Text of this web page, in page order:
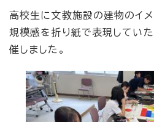
高校生に文教施設の建物のイ
規模感を折り紙で表現していた
催しました。